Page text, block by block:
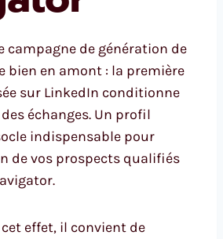
campagne de génération de
bien en amont : la première
sur LinkedIn conditionne
échanges. Un profil
indispensable pour
de vos prospects qualifiés
effet, il convient de